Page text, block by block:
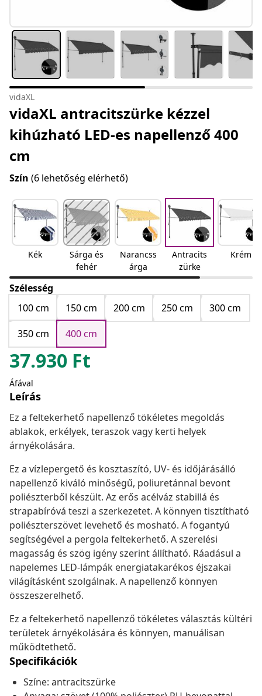
vidaXL
vidaXL antracitszürke kézzel
kihúzható LED-es napellenző 400
cm
Szín (6 lehetőség elérhető)
Kék
Sárga és
fehér
Narancss
árga
Antracits
zürke
Krém
Szélesség
100 cm
150 cm 200 cm 250 cm
300 cm
350 cm
400 cm
37.930 Ft
Áfával
Leírás
Ez a feltekerhető napellenző tökéletes megoldás
ablakok, erkélyek, teraszok vagy kerti helyek
árnyékolására.
Ez a vízlepergető és kosztaszító, UV- és időjárásálló
napellenző kiváló minőségű, poliuretánnal bevont
poliészterből készült. Az erős acélváz stabillá és
strapabíróvá teszi a szerkezetet. A könnyen tisztítható
poliészterszövet levehető és mosható. A fogantyú
segítségével a pergola feltekerhető. A szerelési
magasság és szög igény szerint állítható. Ráadásul a
napelemes LED-lámpák energiatakarékos éjszakai
világításként szolgálnak. A napellenző könnyen
összeszerelhető.
Ez a feltekerhető napellenző tökéletes választás kültéri
területek árnyékolására és könnyen, manuálisan
működtethető.
Specifikációk
Színe: antracitszürke